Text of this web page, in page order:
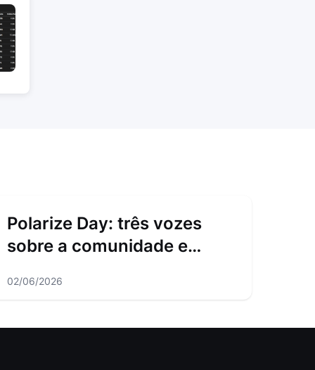
Polarize Day: três vozes
sobre a comunidade e
02/06/2026